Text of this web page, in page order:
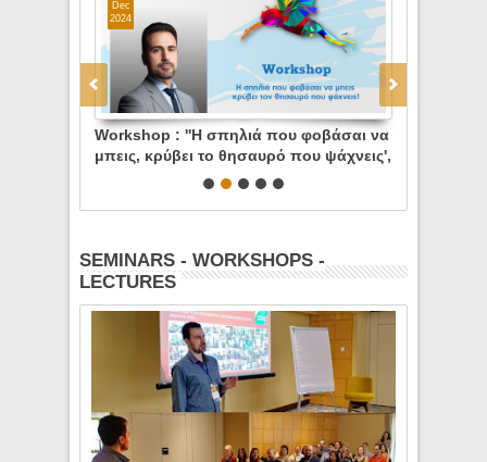
Workshop : ''Η σπηλιά που φοβάσαι να
μπεις, κρύβει το θησαυρό που ψάχνεις',
Φεστιβάλ Νεοφυούς
Dec
2024
SEMINARS - WORKSHOPS -
LECTURES